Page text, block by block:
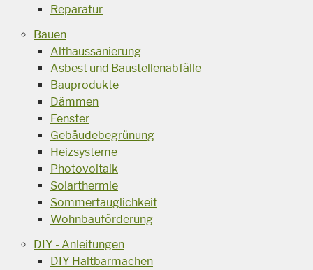
Reparatur
Bauen
Althaussanierung
Asbest und Baustellenabfälle
Bauprodukte
Dämmen
Fenster
Gebäudebegrünung
Heizsysteme
Photovoltaik
Solarthermie
Sommertauglichkeit
Wohnbauförderung
DIY - Anleitungen
DIY Haltbarmachen